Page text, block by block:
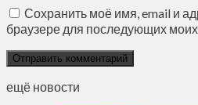
Сохранить моё имя, email и
браузере для последующих
ещё новости